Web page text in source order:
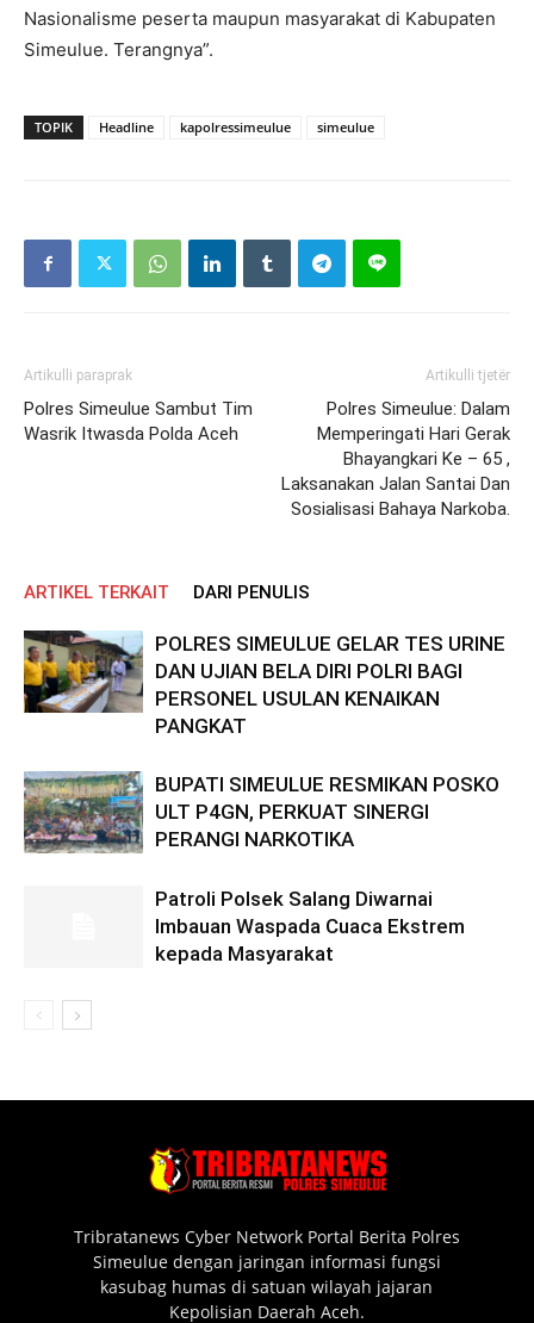
Nasionalisme peserta maupun masyarakat di Kabupaten
Simeulue. Terangnya”.
TOPIK Headline kapolressimeulue simeulue
Artikulli paraprak
Polres Simeulue Sambut Tim
Wasrik Itwasda Polda Aceh
Artikulli tjetër
Polres Simeulue: Dalam
Memperingati Hari Gerak
Bhayangkari Ke – 65 ,
Laksanakan Jalan Santai Dan
Sosialisasi Bahaya Narkoba.
ARTIKEL TERKAIT DARI PENULIS
POLRES SIMEULUE GELAR TES URINE
DAN UJIAN BELA DIRI POLRI BAGI
PERSONEL USULAN KENAIKAN
PANGKAT
BUPATI SIMEULUE RESMIKAN POSKO
ULT P4GN, PERKUAT SINERGI
PERANGI NARKOTIKA
Patroli Polsek Salang Diwarnai
Imbauan Waspada Cuaca Ekstrem
kepada Masyarakat
Tribratanews Cyber Network Portal Berita Polres
Simeulue dengan jaringan informasi fungsi
kasubag humas di satuan wilayah jajaran
Kepolisian Daerah Aceh.